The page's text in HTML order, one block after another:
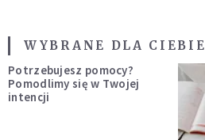
WYBRANE DLA CIEBIE
Potrzebujesz pomocy?
Pomodlimy się w Twojej
intencji